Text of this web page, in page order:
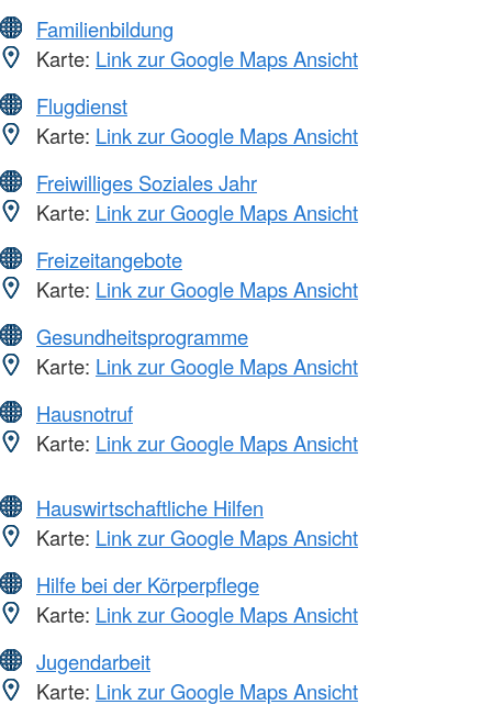
Familienbildung
Karte: Link zur Google Maps Ansicht
Flugdienst
Karte: Link zur Google Maps Ansicht
Freiwilliges Soziales Jahr
Karte: Link zur Google Maps Ansicht
Freizeitangebote
Karte: Link zur Google Maps Ansicht
Gesundheitsprogramme
Karte: Link zur Google Maps Ansicht
Hausnotruf
Karte: Link zur Google Maps Ansicht
Hauswirtschaftliche Hilfen
Karte: Link zur Google Maps Ansicht
Hilfe bei der Körperpflege
Karte: Link zur Google Maps Ansicht
Jugendarbeit
Karte: Link zur Google Maps Ansicht